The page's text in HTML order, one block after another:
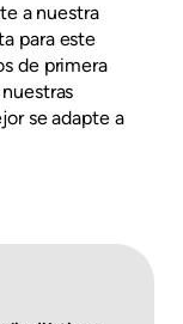
a nuestra
para este
de primera
se adapte a